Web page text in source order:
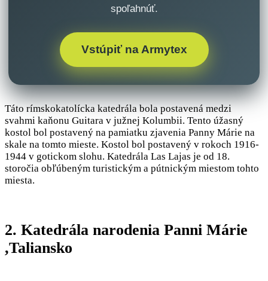
spoľahnúť.
Vstúpiť na Armytex
Táto rímskokatolícka katedrála bola postavená medzi
svahmi kaňonu Guitara v južnej Kolumbii. Tento úžasný
kostol bol postavený na pamiatku zjavenia Panny Márie na
skale na tomto mieste. Kostol bol postavený v rokoch 1916-
1944 v gotickom slohu. Katedrála Las Lajas je od 18.
storočia obľúbeným turistickým a pútnickým miestom tohto
miesta.
2. Katedrála narodenia Panni Márie
,Taliansko